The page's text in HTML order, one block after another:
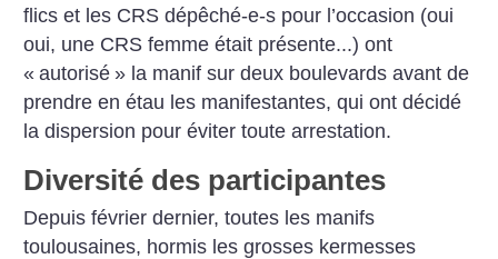
flics et les CRS dépêché-e-s pour l’occasion (oui
oui, une CRS femme était présente...) ont
« autorisé » la manif sur deux boulevards avant de
prendre en étau les manifestantes, qui ont décidé
la dispersion pour éviter toute arrestation.
Diversité des participantes
Depuis février dernier, toutes les manifs
toulousaines, hormis les grosses kermesses